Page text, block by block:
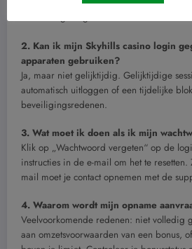
Nederland. Spelers zijn zelf
2. Kan ik mijn Skyhills casino login
apparaten gebruiken?
Ja, maar niet gelijktijdig. Gelijktijdige
automatisch uitloggen of een tijdelijke
beveiligingsredenen.
3. Wat moet ik doen als ik mijn
Klik op „Wachtwoord vergeten“ op de
instructies in de e-mail om het te
mail moet je contact opnemen met de
4. Waarom wordt mijn opname
Veelvoorkomende redenen: niet volledig
aan omzetsvoorwaarden van een bonus,